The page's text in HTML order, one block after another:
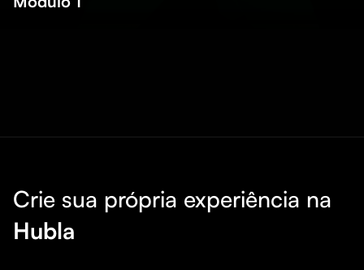
Crie sua própria experiência na
Hubla